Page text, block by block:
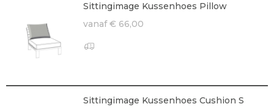
Sittingimage Kussenhoes Pillow
vanaf € 66,00
Sittingimage Kussenhoes Cushion S